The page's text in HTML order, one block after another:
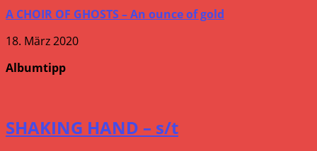
A CHOIR OF GHOSTS – An ounce of gold
18. März 2020
Albumtipp
SHAKING HAND – s/t